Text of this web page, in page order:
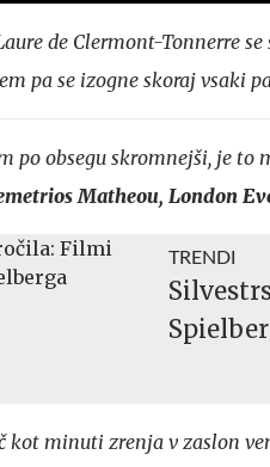
de Clermont-Tonnerre
pa se izogne skoraj vsaki
po obsegu skromnejši, je
Matheou, London
TRENDI
kot minuti zrenja v zaslon